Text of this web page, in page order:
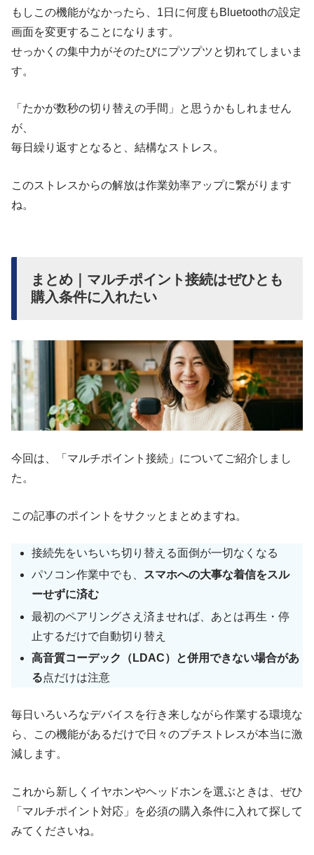
もしこの機能がなかったら、1日に何度もBluetoothの設定
画面を変更することになります。
せっかくの集中力がそのたびにプツプツと切れてしまいま
す。
「たかが数秒の切り替えの手間」と思うかもしれません
が、
毎日繰り返すとなると、結構なストレス。
このストレスからの解放は作業効率アップに繋がります
ね。
まとめ｜マルチポイント接続はぜひとも
購入条件に入れたい
今回は、「マルチポイント接続」についてご紹介しまし
た。
この記事のポイントをサクッとまとめますね。
接続先をいちいち切り替える面倒が一切なくなる
パソコン作業中でも、
スマホへの大事な着信をスル
ーせずに済む
最初のペアリングさえ済ませれば、あとは再生・停
止するだけで自動切り替え
高音質コーデック（LDAC）と併用できない場合があ
る点だけは注意
毎日いろいろなデバイスを行き来しながら作業する環境な
ら、この機能があるだけで日々のプチストレスが本当に激
減します。
これから新しくイヤホンやヘッドホンを選ぶときは、ぜひ
「マルチポイント対応」を必須の購入条件に入れて探して
みてくださいね。